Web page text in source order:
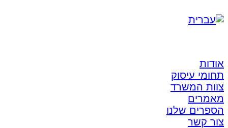
אודות
תחומי עיסוק
צוות המשרד
מאמרים
הספרים שלנו
צור קשר